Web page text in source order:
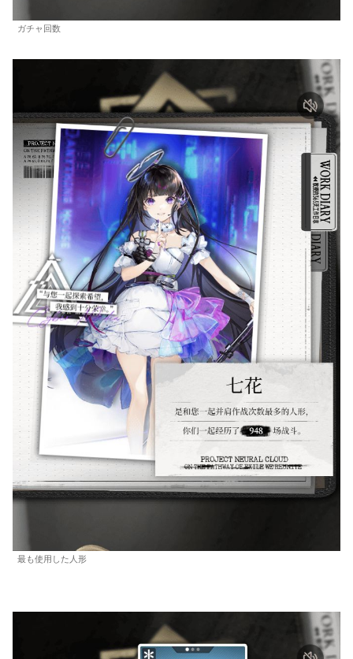
ガチャ回数
最も使用した人形